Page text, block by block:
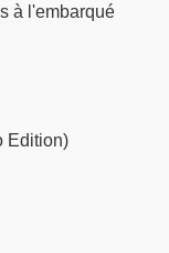
à l'embarqué
Edition)